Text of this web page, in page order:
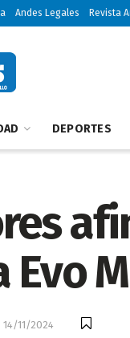
Andes Legales Revista
DEPORTES
Evo
14/11/2024